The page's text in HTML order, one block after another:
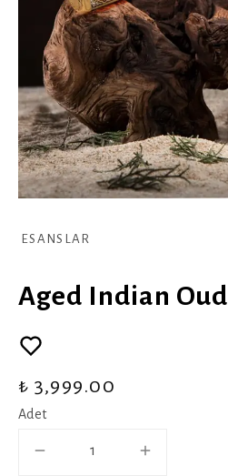
ESANSLAR
Aged Indian Oud
₺ 3,999.00
Adet